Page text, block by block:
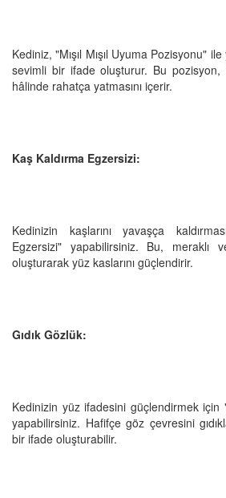
Kediniz, "Mışıl Mışıl Uyuma Pozisyonu"
sevimli bir ifade oluşturur. Bu
hâlinde rahatça yatmasını içerir.
Kaş Kaldırma Egzersizi:
Kedinizin kaşlarını yavaşça
Egzersizi" yapabilirsiniz. Bu, meraklı
oluşturarak yüz kaslarını güçlendirir.
Gıdık Gözlük:
Kedinizin yüz ifadesini güçlendirmek için
yapabilirsiniz. Hafifçe göz çevresini
bir ifade oluşturabilir.